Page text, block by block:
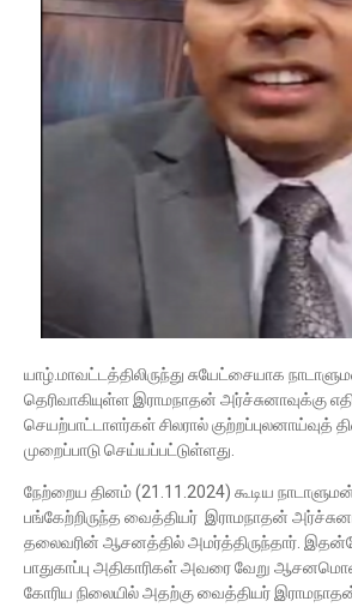
யாழ்.மாவட்டத்திலிருந்து சுயேட்சையாக
தெரிவாகியுள்ள இராமநாதன் அர்ச்சுனாவுக்கு
செயற்பாட்டாளர்கள் சிலரால்
முறைப்பாடு செய்யப்பட்டுள்ளது.
நேற்றைய தினம் (21.11.2024) கூடிய
பங்கேற்றிருந்த வைத்தியர் இராமநாதன்
தலைவரின் ஆசனத்தில் அமர்த்திருந்தார்.
பாதுகாப்பு அதிகாரிகள் அவரை வேறு
கோரிய நிலையில் அதற்கு வைத்தியர் இராமநாதன்